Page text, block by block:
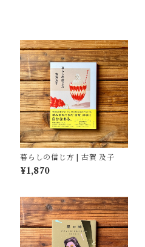
暮らしの信じ方 | 古賀 及子
¥1,870